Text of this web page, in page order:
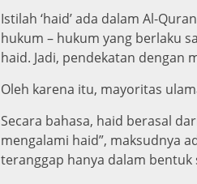
Istilah ‘haid’ ada dalam Al-
hukum – hukum yang berlaku
haid. Jadi, pendekatan dengan
Oleh karena itu, mayoritas
Secara bahasa, haid berasal
mengalami haid”, maksudnya
teranggap hanya dalam bentuk